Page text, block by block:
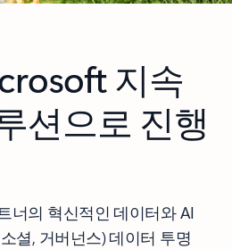
지속
션으로 진행
너의 혁신적인 데이터와 AI
셜, 거버넌스) 데이터 투명